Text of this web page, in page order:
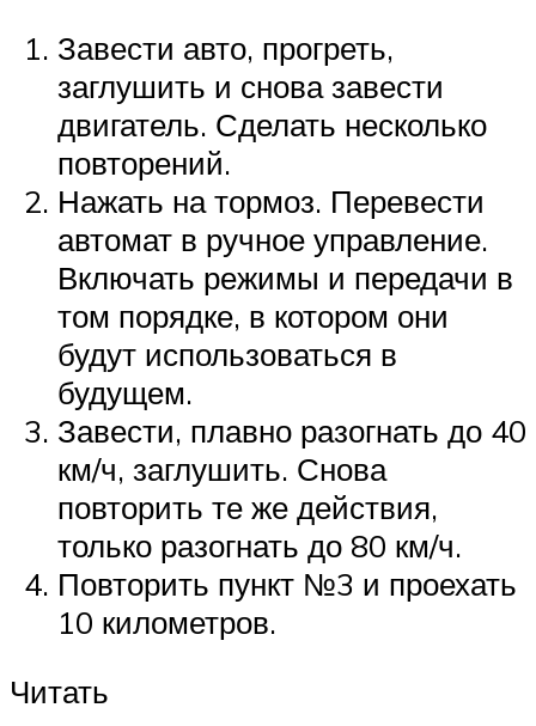
Завести авто, прогреть,
заглушить и снова завести
двигатель. Сделать несколько
повторений.
Нажать на тормоз. Перевести
автомат в ручное управление.
Включать режимы и передачи в
том порядке, в котором они
будут использоваться в
будущем.
Завести, плавно разогнать до 40
км/ч, заглушить. Снова
повторить те же действия,
только разогнать до 80 км/ч.
Повторить пункт №3 и проехать
10 километров.
Читать